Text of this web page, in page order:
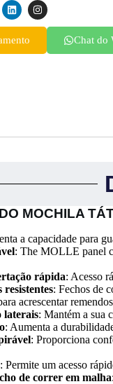
TurkishChat do
MOCHILA
a capacidade para
: The MOLLE panel
rápida: Acesso
: Fechos de
acrescentar
laterais: Mantém a sua
: Aumenta a
: Proporciona
: Permite um acesso
de correr em malha